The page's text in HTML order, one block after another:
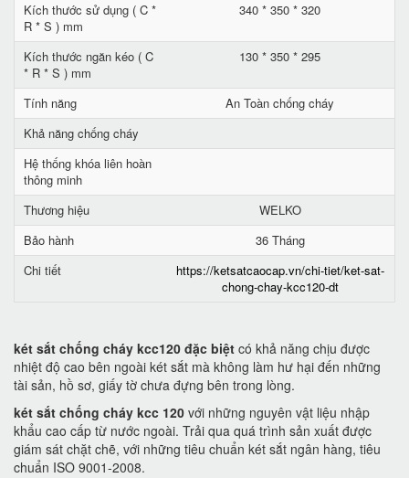
Kích thước sử dụng ( C *
R * S ) mm
340 * 350 * 320
Kích thước ngăn kéo ( C
* R * S ) mm
130 * 350 * 295
Tính năng
An Toàn chống cháy
Khả năng chống cháy
Hệ thống khóa liên hoàn
thông minh
Thương hiệu
WELKO
Bảo hành
36 Tháng
Chi tiết
https://ketsatcaocap.vn/chi-tiet/ket-sat-
chong-chay-kcc120-dt
két sắt chống cháy kcc120 đặc biệt có khả năng chịu được
nhiệt độ cao bên ngoài két sắt mà không làm hư hại đến những
tài sản, hồ sơ, giấy tờ chưa đựng bên trong lòng.
két sắt chống cháy kcc 120 với những nguyên vật liệu nhập
khẩu cao cấp từ nước ngoài. Trải qua quá trình sản xuất được
giám sát chặt chẽ, với những tiêu chuẩn két sắt ngân hàng, tiêu
chuẩn ISO 9001-2008.